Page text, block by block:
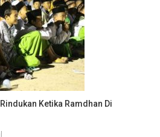
Ketika Ramdhan Di